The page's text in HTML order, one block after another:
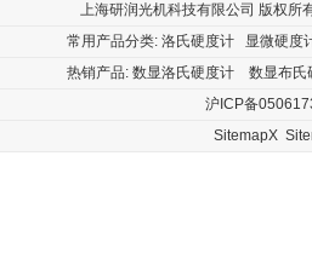
上海研润光机科技有限公司 版权所
常用产品分类: 洛氏硬度计 显微硬度
热销产品: 数显洛氏硬度计 数显布氏
沪ICP备
SitemapX